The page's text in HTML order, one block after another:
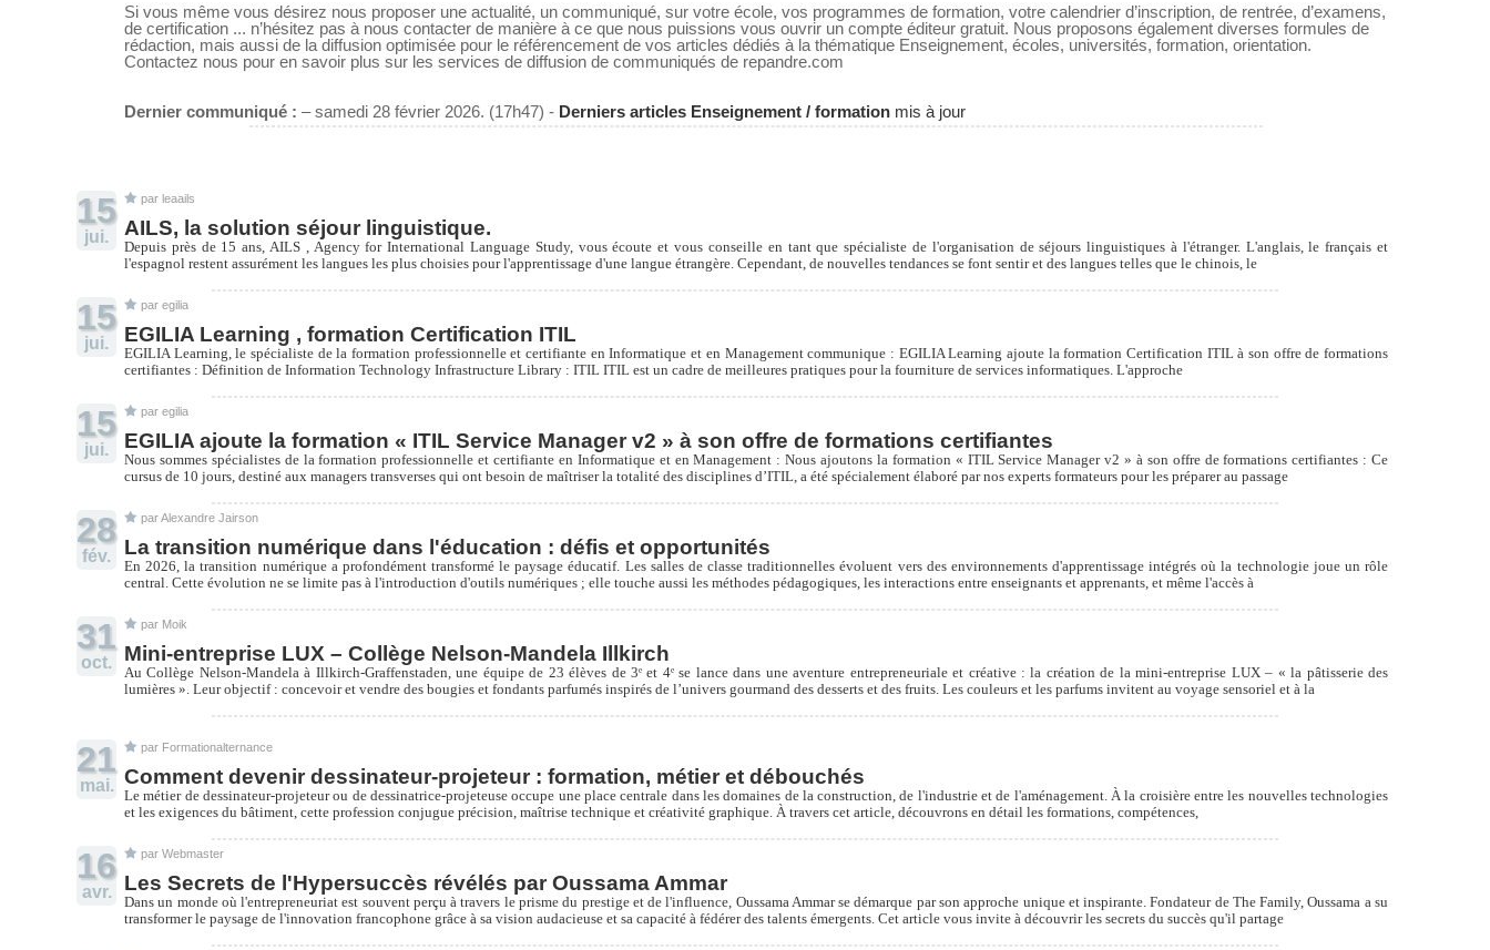
Si vous même vous désirez nous proposer une actualité, un communiqué, sur votre école, vos programmes de formation, votre calendrier d’inscription, de rentrée, d’examens,
de certification ... n’hésitez pas à nous contacter de manière à ce que nous puissions vous ouvrir un compte éditeur gratuit. Nous proposons également diverses formules de
rédaction, mais aussi de la diffusion optimisée pour le référencement de vos articles dédiés à la thématique Enseignement, écoles, universités, formation, orientation.
Contactez nous pour en savoir plus sur les services de diffusion de communiqués de repandre.com
Dernier communiqué : – samedi 28 février 2026. (17h47) - Derniers articles Enseignement / formation mis à jour
15
jui.
par leaails
AILS, la solution séjour linguistique.
Depuis près de 15 ans, AILS , Agency for International Language Study, vous écoute et vous conseille en tant que spécialiste de l'organisation de séjours linguistiques à l'étranger. L'anglais, le français et
l'espagnol restent assurément les langues les plus choisies pour l'apprentissage d'une langue étrangère. Cependant, de nouvelles tendances se font sentir et des langues telles que le chinois, le
15
jui.
par egilia
EGILIA Learning , formation Certification ITIL
EGILIA Learning, le spécialiste de la formation professionnelle et certifiante en Informatique et en Management communique : EGILIA Learning ajoute la formation Certification ITIL à son offre de formations
certifiantes : Définition de Information Technology Infrastructure Library : ITIL ITIL est un cadre de meilleures pratiques pour la fourniture de services informatiques. L'approche
15
jui.
par egilia
EGILIA ajoute la formation « ITIL Service Manager v2 » à son offre de formations certifiantes
Nous sommes spécialistes de la formation professionnelle et certifiante en Informatique et en Management : Nous ajoutons la formation « ITIL Service Manager v2 » à son offre de formations certifiantes : Ce
cursus de 10 jours, destiné aux managers transverses qui ont besoin de maîtriser la totalité des disciplines d’ITIL, a été spécialement élaboré par nos experts formateurs pour les préparer au passage
28
fév.
par Alexandre Jairson
La transition numérique dans l'éducation : défis et opportunités
En 2026, la transition numérique a profondément transformé le paysage éducatif. Les salles de classe traditionnelles évoluent vers des environnements d'apprentissage intégrés où la technologie joue un rôle
central. Cette évolution ne se limite pas à l'introduction d'outils numériques ; elle touche aussi les méthodes pédagogiques, les interactions entre enseignants et apprenants, et même l'accès à
31
oct.
par Moik
Mini-entreprise LUX – Collège Nelson-Mandela Illkirch
Au Collège Nelson-Mandela à Illkirch-Graffenstaden, une équipe de 23 élèves de 3ᵉ et 4ᵉ se lance dans une aventure entrepreneuriale et créative : la création de la mini-entreprise LUX – « la pâtisserie des
lumières ». Leur objectif : concevoir et vendre des bougies et fondants parfumés inspirés de l’univers gourmand des desserts et des fruits. Les couleurs et les parfums invitent au voyage sensoriel et à la
21
mai.
par Formationalternance
Comment devenir dessinateur-projeteur : formation, métier et débouchés
Le métier de dessinateur-projeteur ou de dessinatrice-projeteuse occupe une place centrale dans les domaines de la construction, de l'industrie et de l'aménagement. À la croisière entre les nouvelles technologies
et les exigences du bâtiment, cette profession conjugue précision, maîtrise technique et créativité graphique. À travers cet article, découvrons en détail les formations, compétences,
16
avr.
par Webmaster
Les Secrets de l'Hypersuccès révélés par Oussama Ammar
Dans un monde où l'entrepreneuriat est souvent perçu à travers le prisme du prestige et de l'influence, Oussama Ammar se démarque par son approche unique et inspirante. Fondateur de The Family, Oussama a su
transformer le paysage de l'innovation francophone grâce à sa vision audacieuse et sa capacité à fédérer des talents émergents. Cet article vous invite à découvrir les secrets du succès qu'il partage